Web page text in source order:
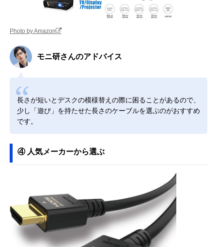
Photo by Amazon
モニ研さんのアドバイス
長さが短いとデスクの模様替えの際に困ることがあるので、
少し「遊び」を持たせた長さのケーブルを選ぶのがおすすめ
です。
④ 人気メーカーから選ぶ